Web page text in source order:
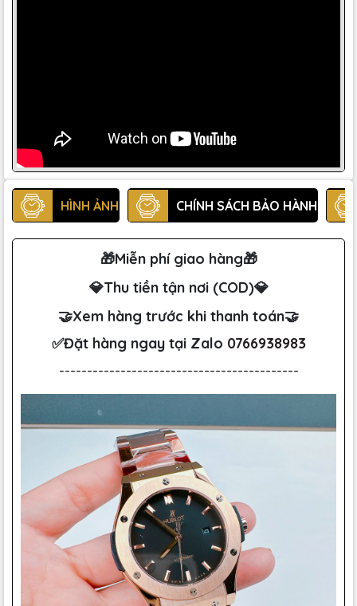
HÌNH ẢNH CHÍNH SÁCH BẢO HÀNH
🎁Miễn phí giao hàng🎁
💎Thu tiền tận nơi (COD)💎
🤝Xem hàng trước khi thanh toán🤝
✅Đặt hàng ngay tại Zalo 0766938983
-------------------------------------------